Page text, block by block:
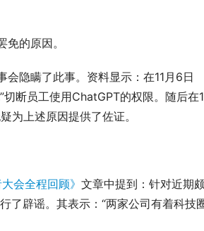
的原因。
隐瞒了此事。资料显示：在11月6日
断员工使用ChatGPT的权限。随后在
为上述原因提供了佐证。
会全程回顾》 文章中提到：针对近期
了辟谣。其表示：“两家公司有着科技